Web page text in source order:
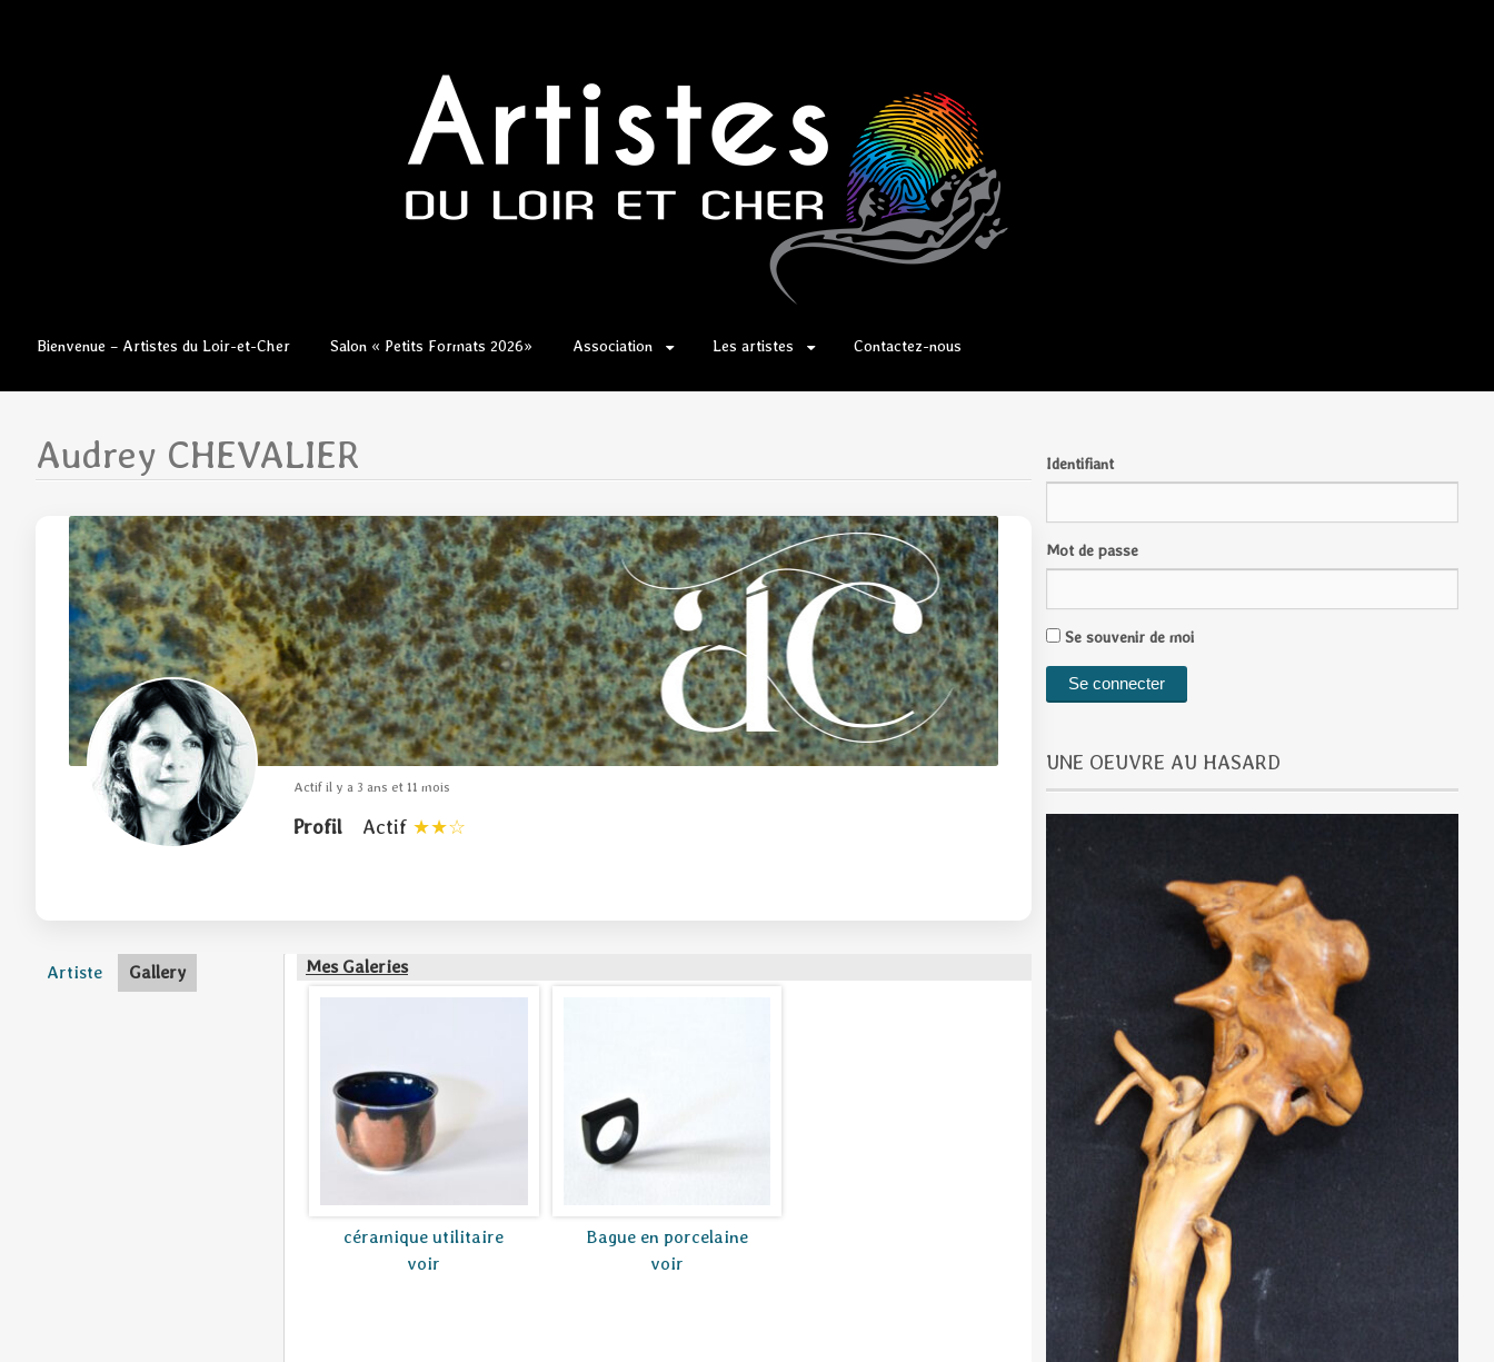
Aller
contenu
Bienvenue – Artistes du Loir-et-Cher Salon « Petits Formats 2026» Association Les artistes Contactez-nous
Audrey CHEVALIER
Actif il y a 3 ans et 11 mois
Profil Actif
Artiste Gallery Mes Galeries
céramique utilitaire
voir
Bague en porcelaine
voir
Identifiant
Mot de passe
Se souvenir de moi
UNE OEUVRE AU HASARD